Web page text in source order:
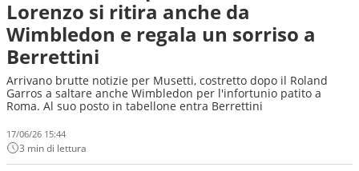
Lorenzo si ritira anche da
Wimbledon e regala un sorriso a
Berrettini
Arrivano brutte notizie per Musetti, costretto dopo il Roland
Garros a saltare anche Wimbledon per l'infortunio patito a
Roma. Al suo posto in tabellone entra Berrettini
17/06/26 15:44
3 min di lettura